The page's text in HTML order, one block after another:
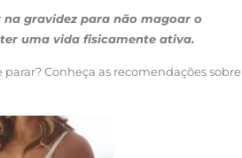
na gravidez para não magoar o
uma vida fisicamente ativa.
parar? Conheça as recomendações sobre